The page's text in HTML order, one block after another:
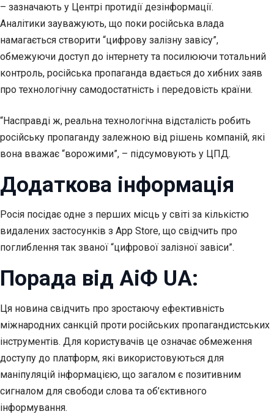
– зазначають у Центрі протидії дезінформації.
Аналітики зауважують, що поки російська влада
намагається створити “цифрову залізну завісу”,
обмежуючи доступ до інтернету та посилюючи тотальний
контроль, російська пропаганда вдається до хибних заяв
про технологічну самодостатність і передовість країни.
“Насправді ж, реальна технологічна відсталість робить
російську пропаганду залежною від рішень компаній, які
вона вважає “ворожими”, – підсумовують у ЦПД.
Додаткова інформація
Росія посідає одне з перших місць у світі за кількістю
видалених застосунків з App Store, що свідчить про
поглиблення так званої “цифрової залізної завіси”.
Порада від АіФ UA:
Ця новина свідчить про зростаючу ефективність
міжнародних санкцій проти російських пропагандистських
інструментів. Для користувачів це означає обмеження
доступу до платформ, які використовуються для
маніпуляцій інформацією, що загалом є позитивним
сигналом для свободи слова та об’єктивного
інформування.